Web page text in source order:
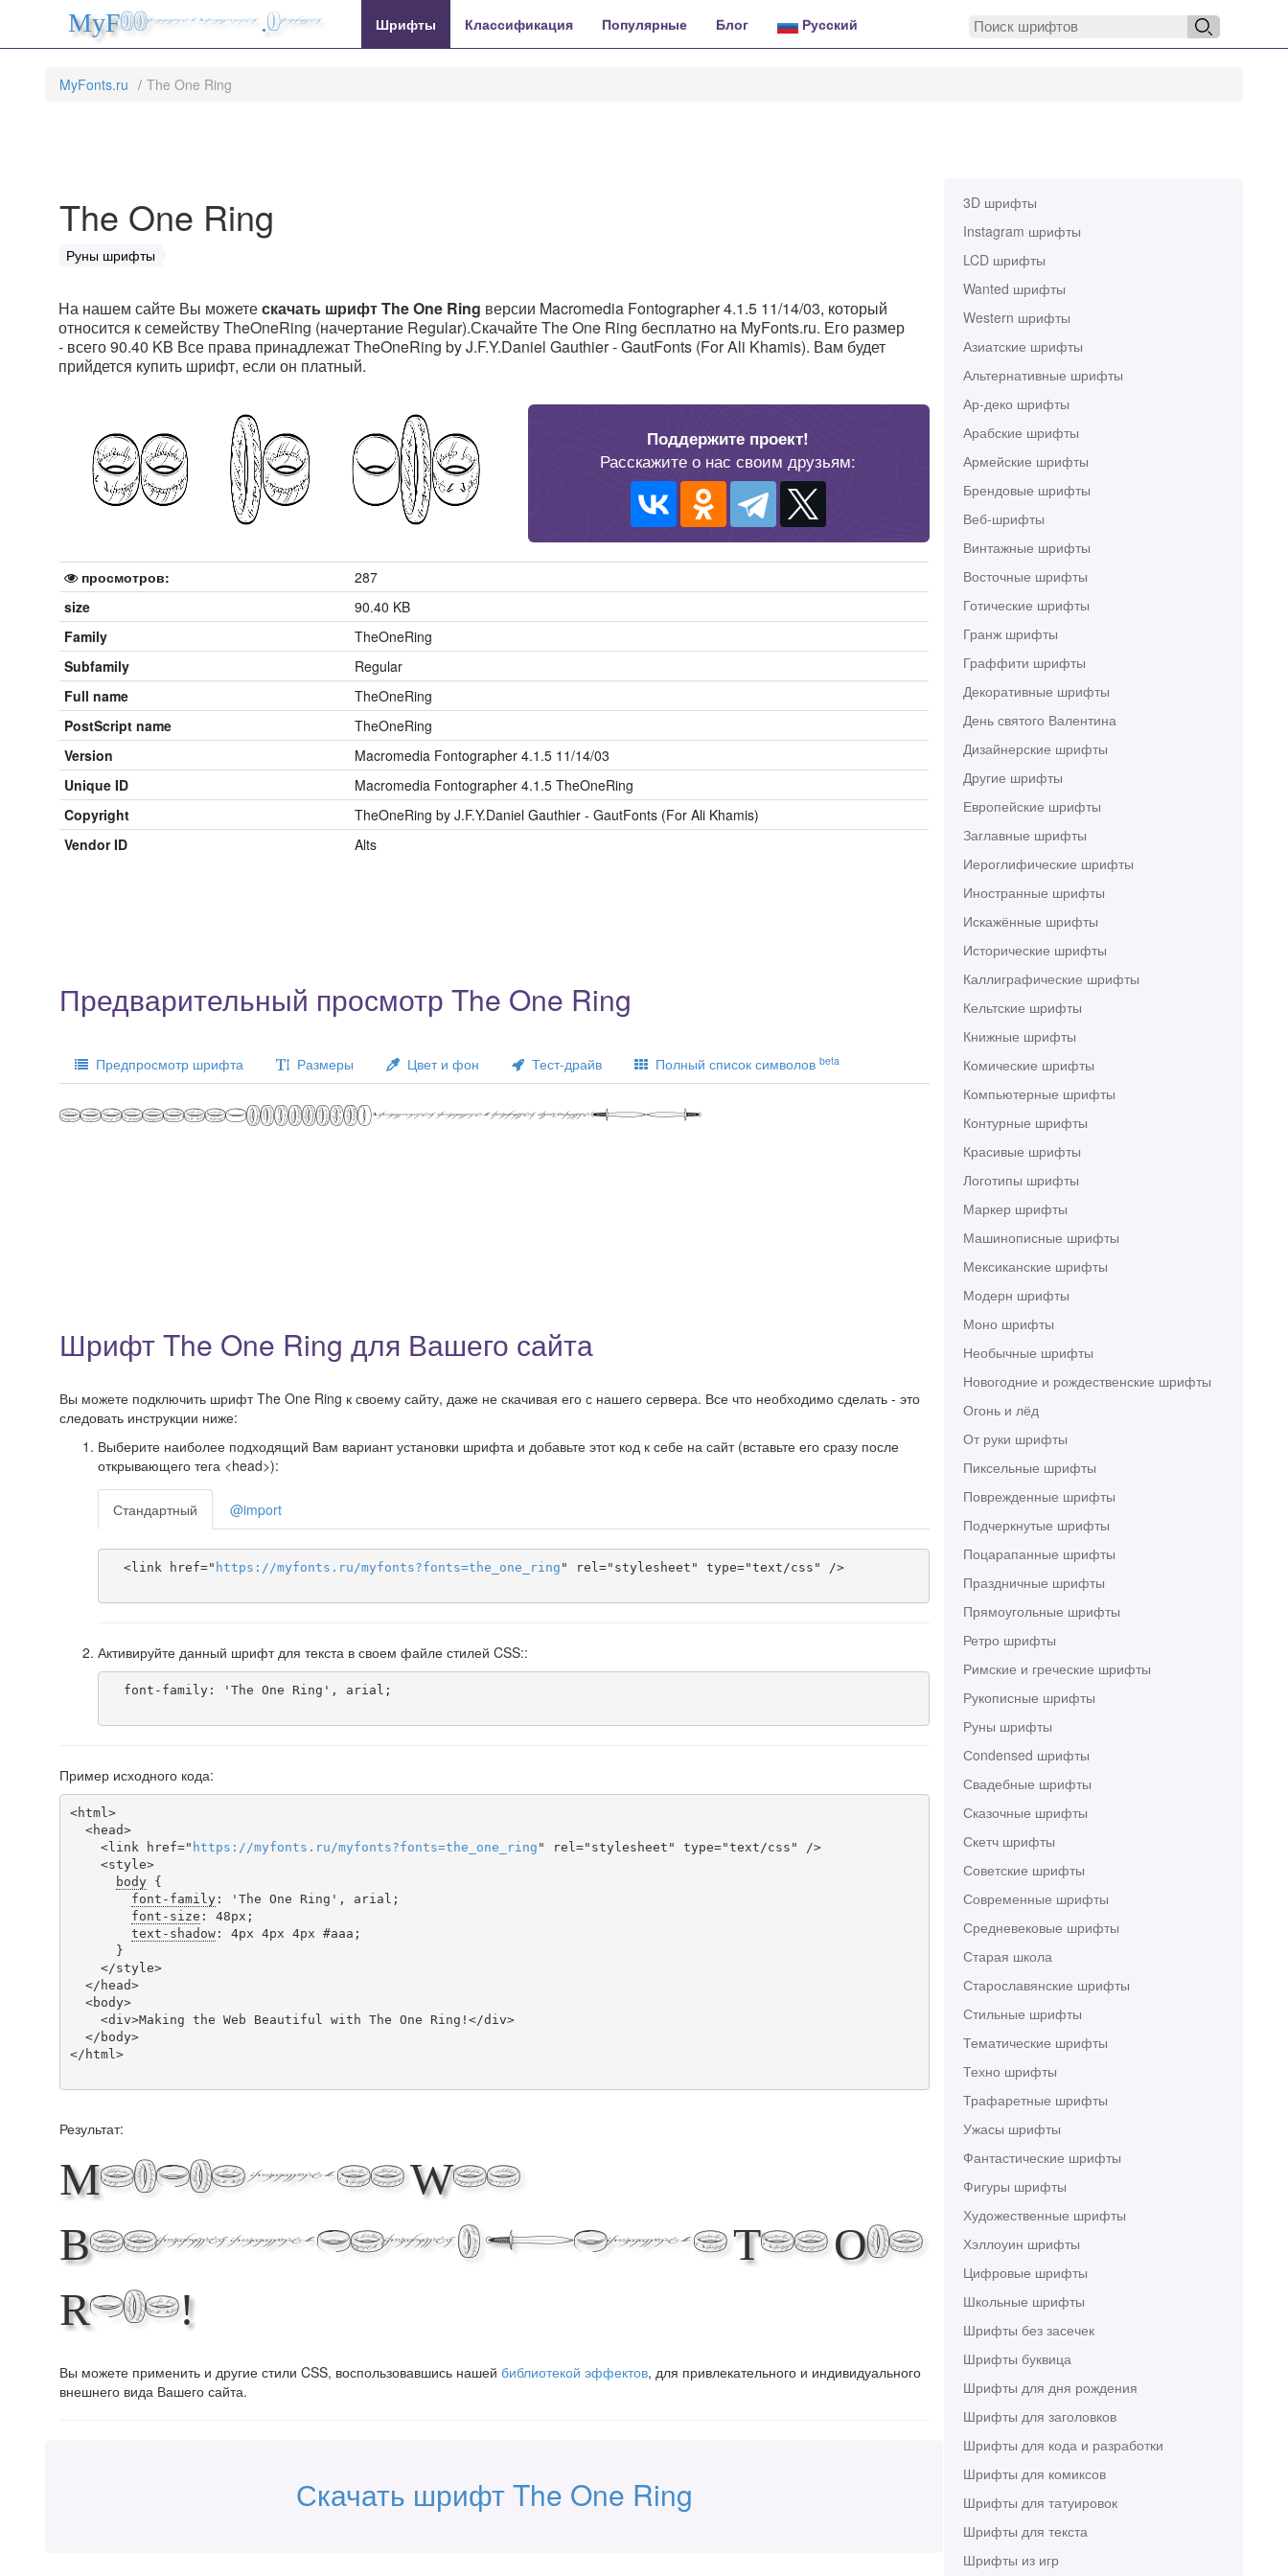
MyFonts.ru Шрифты Классификация Популярные Блог Русский
MyFonts.ru The One Ring
3D шрифты
Instagram шрифты
LCD шрифты
Wanted шрифты
Western шрифты
Азиатские шрифты
Альтернативные шрифты
Ар-деко шрифты
Арабские шрифты
Армейские шрифты
Брендовые шрифты
Веб-шрифты
Винтажные шрифты
Восточные шрифты
Готические шрифты
Гранж шрифты
Граффити шрифты
Декоративные шрифты
День святого Валентина
Дизайнерские шрифты
Другие шрифты
Европейские шрифты
Заглавные шрифты
Иероглифические шрифты
Иностранные шрифты
Искажённые шрифты
Исторические шрифты
Каллиграфические шрифты
Кельтские шрифты
Книжные шрифты
Комические шрифты
Компьютерные шрифты
Контурные шрифты
Красивые шрифты
Логотипы шрифты
Маркер шрифты
Машинописные шрифты
Мексиканские шрифты
Модерн шрифты
Моно шрифты
Необычные шрифты
Новогодние и рождественские шрифты
Огонь и лёд
От руки шрифты
Пиксельные шрифты
Поврежденные шрифты
Подчеркнутые шрифты
Поцарапанные шрифты
Праздничные шрифты
Прямоугольные шрифты
Ретро шрифты
Римские и греческие шрифты
Рукописные шрифты
Руны шрифты
Сondensed шрифты
Свадебные шрифты
Сказочные шрифты
Скетч шрифты
Советские шрифты
Современные шрифты
Средневековые шрифты
Старая школа
Старославянские шрифты
Стильные шрифты
Тематические шрифты
Техно шрифты
Трафаретные шрифты
Ужасы шрифты
Фантастические шрифты
Фигуры шрифты
Художественные шрифты
Хэллоуин шрифты
Цифровые шрифты
Школьные шрифты
Шрифты без засечек
Шрифты буквица
Шрифты для дня рождения
Шрифты для заголовков
Шрифты для кода и разработки
Шрифты для комиксов
Шрифты для татуировок
Шрифты для текста
Шрифты из игр
The One Ring
Руны шрифты
На нашем сайте Вы можетескачать шрифт The One Ring версии Macromedia Fontographer 4.1.5 11/14/03, который
относится к семейству TheOneRing (начертание Regular).Скачайте The One Ring бесплатно на MyFonts.ru. Его размер
- всего 90.40 KB Все права принадлежат TheOneRing by J.F.Y.Daniel Gauthier ‐ GautFonts (For Ali Khamis). Вам будет
прийдется купить шрифт, если он платный.
Поддержите проект!
Расскажите о нас своим друзьям:
просмотров:
287
size
90.40 KB
Family
TheOneRing
Subfamily
Regular
Full name
TheOneRing
PostScript name
TheOneRing
Version
Macromedia Fontographer 4.1.5 11/14/03
Unique ID
Macromedia Fontographer 4.1.5 TheOneRing
Copyright
TheOneRing by J.F.Y.Daniel Gauthier ‐ GautFonts (For Ali Khamis)
Vendor ID
Alts
Предварительный просмотр The One Ring
Предпросмотр шрифта Размеры Цвет и фон Тест-драйв Полный список символов beta
Шрифт The One Ring для Вашего сайта
Вы можете подключить шрифт The One Ring к своему сайту, даже не скачивая его с нашего сервера. Все что необходимо сделать - это
следовать инструкции ниже:
Выберите наиболее подходящий Вам вариант установки шрифта и добавьте этот код к себе на сайт (вставьте его сразу после
открывающего тега <head>):
Стандартный @import
  <link href="
https ://myfonts . ru /myfonts?fonts=the_one_ring " rel="stylesheet" type="text/css" />
Активируйте данный шрифт для текста в своем файле стилей CSS::
Пример исходного кода:
<html>
    <link href="
https ://myfonts . ru /myfonts?fonts=the_one_ring " rel="stylesheet" type="text/css" />
body {
font-family: 'The One Ring', arial;
font-size : 48px;
text-shadow: 4px 4px 4px #aaa;
</html>
Результат:
Making the Web
Beautiful with The One
Ring!
Вы можете применить и другие стили CSS, воспользовавшись нашей библиотекой эффектов, для привлекательного и индивидуального
внешнего вида Вашего сайта.
Скачать шрифт The One Ring